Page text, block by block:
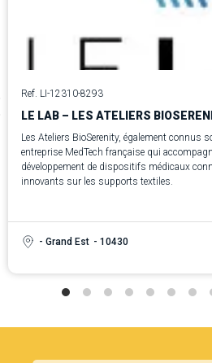
Ref. LI-12310-8293
LE LAB – LES ATELIERS
Les Ateliers BioSerenity, également connus
entreprise MedTech française qui
développement de dispositifs médicaux
innovants sur les supports textiles.
- Grand Est - 10430